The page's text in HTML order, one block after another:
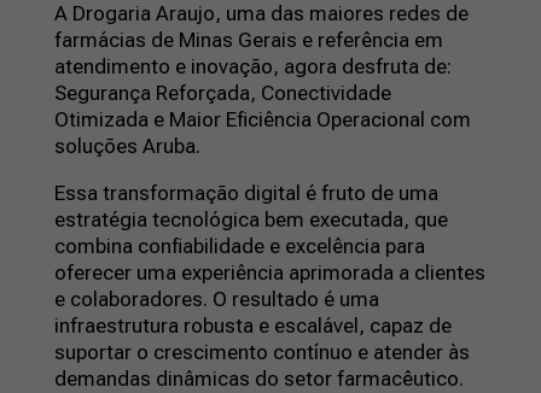
A Drogaria Araujo, uma das maiores redes de
farmácias de Minas Gerais e referência em
atendimento e inovação, agora desfruta de:
Segurança Reforçada, Conectividade
Otimizada e Maior Eficiência Operacional com
soluções Aruba.
Essa transformação digital é fruto de uma
estratégia tecnológica bem executada, que
combina confiabilidade e excelência para
oferecer uma experiência aprimorada a clientes
e colaboradores. O resultado é uma
infraestrutura robusta e escalável, capaz de
suportar o crescimento contínuo e atender às
demandas dinâmicas do setor farmacêutico.